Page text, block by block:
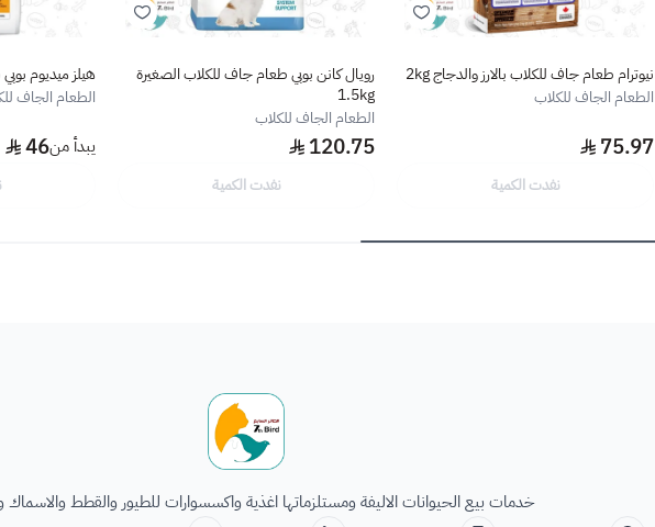
نيوترام طعام جاف للكلاب بالارز والدجاج 2kg
الطعام الجاف للكلاب
75.97
نفدت الكمية
رويال كانن بوبي طعام جاف للكلاب الصغيرة
1.5kg
الطعام الجاف للكلاب
120.75
نفدت الكمية
هيلز ميديوم
الطعام الجاف
يبدأ من46
خدمات بيع الحيوانات الاليفة ومستلزماتها اغذية واكسسوارات للطيور والقطط والاسماك